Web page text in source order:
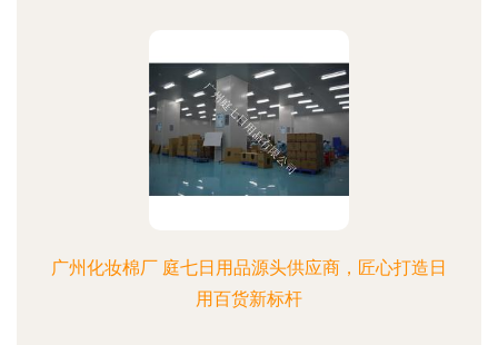
广州化妆棉厂 庭七日用品源头供应商，匠心打造日
用百货新标杆